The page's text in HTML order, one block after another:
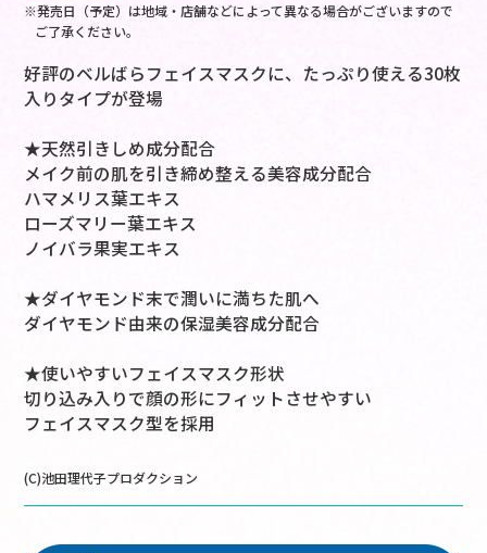
※発売日（予定）は地域・店舗などによって異なる場合がございますので
ご了承ください。
好評のベルばらフェイスマスクに、たっぷり使える30枚
入りタイプが登場
★天然引きしめ成分配合
メイク前の肌を引き締め整える美容成分配合
ハマメリス葉エキス
ローズマリー葉エキス
ノイバラ果実エキス
★ダイヤモンド末で潤いに満ちた肌へ
ダイヤモンド由来の保湿美容成分配合
★使いやすいフェイスマスク形状
切り込み入りで顔の形にフィットさせやすい
フェイスマスク型を採用
(C)池田理代子プロダクション